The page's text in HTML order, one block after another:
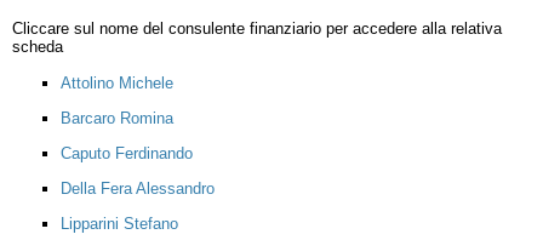
Cliccare sul nome del consulente finanziario per accedere alla relativa
scheda
Attolino Michele
Barcaro Romina
Caputo Ferdinando
Della Fera Alessandro
Lipparini Stefano